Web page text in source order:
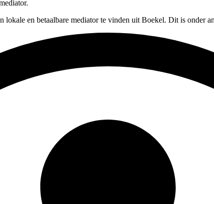
lokale en betaalbare mediator te vinden uit Boekel. Dit is onder